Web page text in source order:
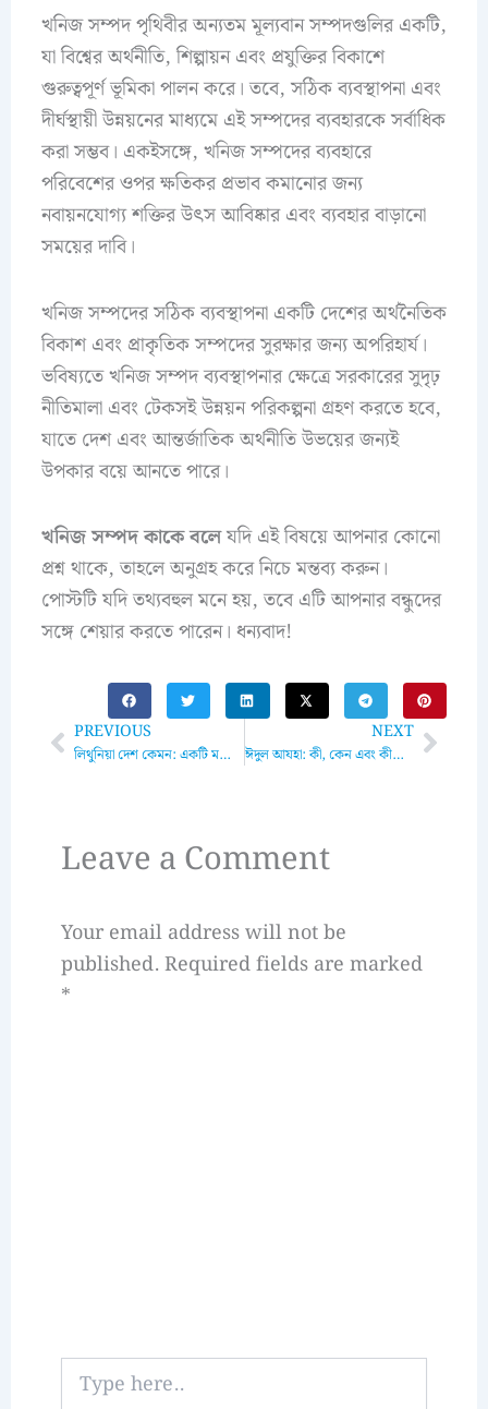
খনিজ সম্পদ পৃথিবীর অন্যতম মূল্যবান সম্পদগুলির একটি,
যা বিশ্বের অর্থনীতি, শিল্পায়ন এবং প্রযুক্তির বিকাশে
গুরুত্বপূর্ণ ভূমিকা পালন করে। তবে, সঠিক ব্যবস্থাপনা এবং
দীর্ঘস্থায়ী উন্নয়নের মাধ্যমে এই সম্পদের ব্যবহারকে সর্বাধিক
করা সম্ভব। একইসঙ্গে, খনিজ সম্পদের ব্যবহারে
পরিবেশের ওপর ক্ষতিকর প্রভাব কমানোর জন্য
নবায়নযোগ্য শক্তির উৎস আবিষ্কার এবং ব্যবহার বাড়ানো
সময়ের দাবি।
খনিজ সম্পদের সঠিক ব্যবস্থাপনা একটি দেশের অর্থনৈতিক
বিকাশ এবং প্রাকৃতিক সম্পদের সুরক্ষার জন্য অপরিহার্য।
ভবিষ্যতে খনিজ সম্পদ ব্যবস্থাপনার ক্ষেত্রে সরকারের সুদৃঢ়
নীতিমালা এবং টেকসই উন্নয়ন পরিকল্পনা গ্রহণ করতে হবে,
যাতে দেশ এবং আন্তর্জাতিক অর্থনীতি উভয়ের জন্যই
উপকার বয়ে আনতে পারে।
খনিজ সম্পদ কাকে বলেযদি এই বিষয়ে আপনার কোনো
প্রশ্ন থাকে, তাহলে অনুগ্রহ করে নিচে মন্তব্য করুন।
পোস্টটি যদি তথ্যবহুল মনে হয়, তবে এটি আপনার বন্ধুদের
সঙ্গে শেয়ার করতে পারেন। ধন্যবাদ!
Prev
PREVIOUS
লিথুনিয়া দেশ কেমন: একটি মনোরম ইউরোপীয় দেশের বিস্তারিত পরিচয়
NEXT
ঈদুল আযহা: কী, কেন এবং কীভাবে উদযাপন করা হয় Next
Leave a Comment
Your email address will not be
published. Required fields are marked
*
here..